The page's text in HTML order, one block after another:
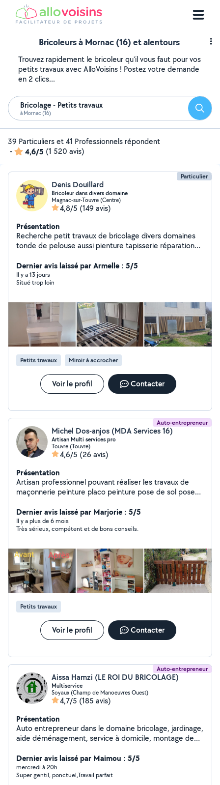
Bricoleurs à Mornac (16) et alentours
Trouvez rapidement le bricoleur qu'il vous faut pour vos
petits travaux avec AlloVoisins ! Postez votre demande
en 2 clics...
Bricolage - Petits travaux
à Mornac (16)
39 Particuliers et 41 Professionnels répondent
-
4,6/5 (1 520 avis)
Particulier
Denis Douillard
Bricoleur dans divers domaine
Magnac-sur-Touvre (Centre)
4,8/5 (149 avis)
Présentation
Recherche petit travaux de bricolage divers domaines
tonde de pelouse aussi pienture tapisserie réparation
ventilateur au plafond,installation robot tondeuse etc.
Dernier avis laissé par Armelle : 5/5
Il y a 13 jours
Situé trop loin
Petits travaux Miroir à accrocher
Voir le profil Contacter
Auto-entrepreneur
Michel Dos-anjos (MDA Services 16)
Artisan Multi services pro
Touvre (Touvre)
4,6/5 (26 avis)
Présentation
Artisan professionnel pouvant réaliser les travaux de
maçonnerie peinture placo peinture pose de sol pose
N'hésitez pas Contactez moi directement MDA services
16
Dernier avis laissé par Marjorie : 5/5
Il y a plus de 6 mois
Très sérieux, compétent et de bons conseils.
Petits travaux
Voir le profil Contacter
Auto-entrepreneur
Aissa Hamzi (LE ROI DU BRICOLAGE)
Multiservice
Soyaux (Champ de Manoeuvres Ouest)
4,7/5 (185 avis)
Présentation
Auto entrepreneur dans le domaine bricolage, jardinage,
aide déménagement, service à domicile, montage de
travaux de maçonnerie, terrassement, peinture)
Dernier avis laissé par Maimou : 5/5
mercredi à 20h
Super gentil, ponctuel,Travail parfait